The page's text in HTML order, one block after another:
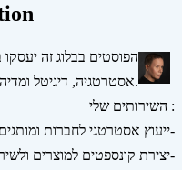
הפוסטים בבלוג זה
אסטרטגיה, דיגיטל ומדיה חברתית.
השירותים שלי :
ייעוץ אסטרטגי לחברות ומותגים גדולים- בניית אסטרטגיה דיגיטלית-
יצירת קונספטים למוצרים ולשירותים דיגיטליים-